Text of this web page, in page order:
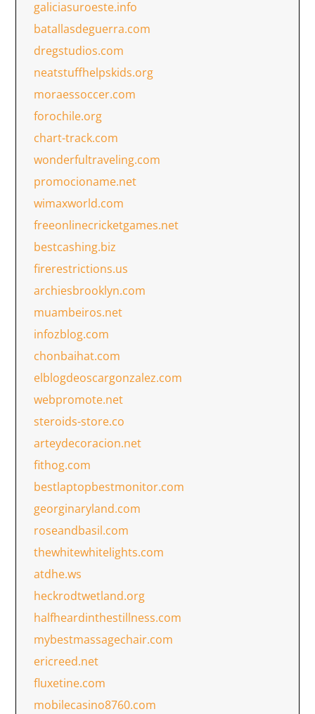
galiciasuroeste.info
batallasdeguerra.com
dregstudios.com
neatstuffhelpskids.org
moraessoccer.com
forochile.org
chart-track.com
wonderfultraveling.com
promocioname.net
wimaxworld.com
freeonlinecricketgames.net
bestcashing.biz
firerestrictions.us
archiesbrooklyn.com
muambeiros.net
infozblog.com
chonbaihat.com
elblogdeoscargonzalez.com
webpromote.net
steroids-store.co
arteydecoracion.net
fithog.com
bestlaptopbestmonitor.com
georginaryland.com
roseandbasil.com
thewhitewhitelights.com
atdhe.ws
heckrodtwetland.org
halfheardinthestillness.com
mybestmassagechair.com
ericreed.net
fluxetine.com
mobilecasino8760.com